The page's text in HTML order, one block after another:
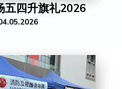
五四升旗礼2026